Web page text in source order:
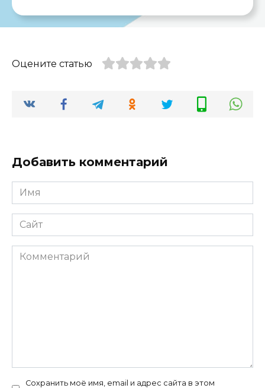
Оцените статью
Добавить комментарий
Имя
*
Сайт
Комментарий
Сохранить моё имя, email и адрес сайта в этом